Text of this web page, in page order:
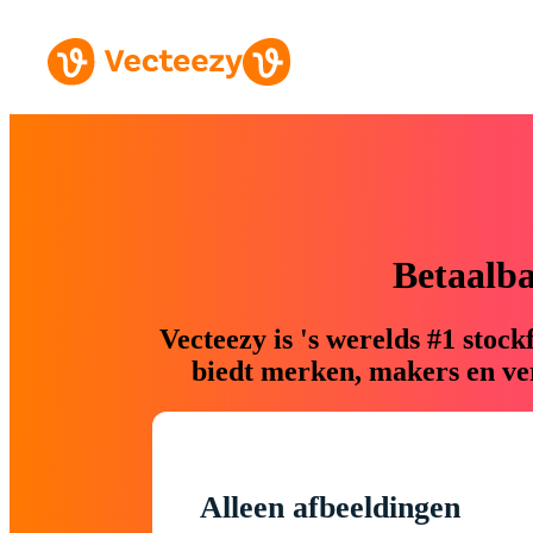
Vecteezy is 's werelds #1
biedt merken, makers en
Alleen afbeeldingen